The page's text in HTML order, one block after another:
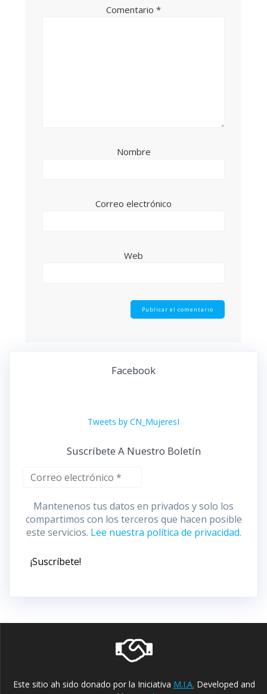
Comentario *
Nombre
Correo electrónico
Web
Facebook
Tweets by CN_MujeresI
Suscríbete A Nuestro Boletín
Mantenenos tus datos en privados y solo los
compartimos con los terceros que hacen posible
este servicios. Lee nuestra política de privacidad.
Este sitio ah sido donado por la Iniciativa M.I.A. Developed and